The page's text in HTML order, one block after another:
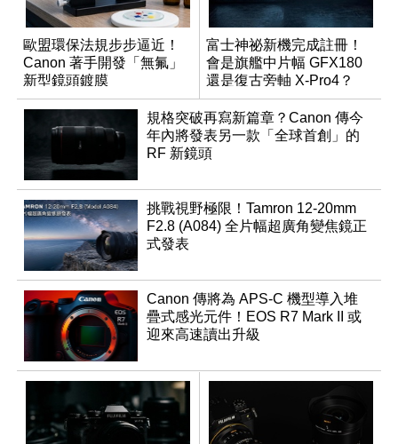
歐盟環保法規步步逼近！
Canon 著手開發「無氟」
新型鏡頭鍍膜
富士神祕新機完成註冊！
會是旗艦中片幅 GFX180
還是復古旁軸 X-Pro4？
規格突破再寫新篇章？Canon 傳今
年內將發表另一款「全球首創」的
RF 新鏡頭
挑戰視野極限！Tamron 12-20mm
F2.8 (A084) 全片幅超廣角變焦鏡正
式發表
Canon 傳將為 APS-C 機型導入堆
疊式感光元件！EOS R7 Mark II 或
迎來高速讀出升級